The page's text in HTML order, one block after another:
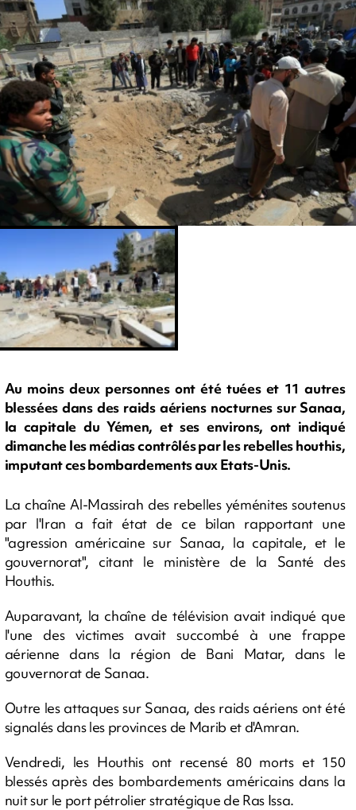
Au moins deux personnes ont été tuées et 11 autres
blessées dans des raids aériens nocturnes sur Sanaa,
la capitale du Yémen, et ses environs, ont indiqué
dimanche les médias contrôlés par les rebelles houthis,
imputant ces bombardements aux Etats-Unis.
La chaîne Al-Massirah des rebelles yéménites soutenus
par l'Iran a fait état de ce bilan rapportant une
"agression américaine sur Sanaa, la capitale, et le
gouvernorat", citant le ministère de la Santé des
Houthis.
Auparavant, la chaîne de télévision avait indiqué que
l'une des victimes avait succombé à une frappe
aérienne dans la région de Bani Matar, dans le
gouvernorat de Sanaa.
Outre les attaques sur Sanaa, des raids aériens ont été
signalés dans les provinces de Marib et d'Amran.
Vendredi, les Houthis ont recensé 80 morts et 150
blessés après des bombardements américains dans la
nuit sur le port pétrolier stratégique de Ras Issa.